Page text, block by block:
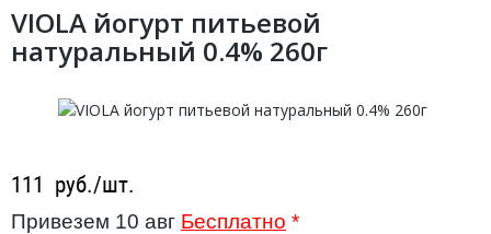
VIOLA йогурт питьевой
натуральный 0.4% 260г
111 руб./шт.
Привезем 10 авг Бесплатно *